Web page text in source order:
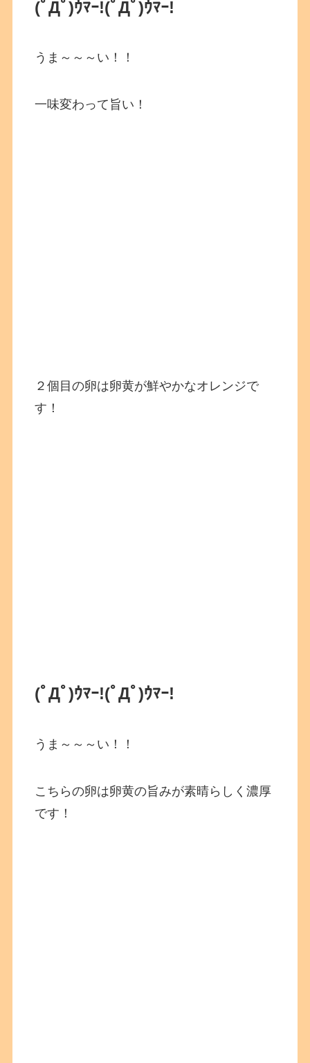
(ﾟДﾟ)ｳﾏｰ!(ﾟДﾟ)ｳﾏｰ!
うま～～～い！！
一味変わって旨い！
２個目の卵は卵黄が鮮やかなオレンジで
す！
(ﾟДﾟ)ｳﾏｰ!(ﾟДﾟ)ｳﾏｰ!
うま～～～い！！
こちらの卵は卵黄の旨みが素晴らしく濃厚
です！